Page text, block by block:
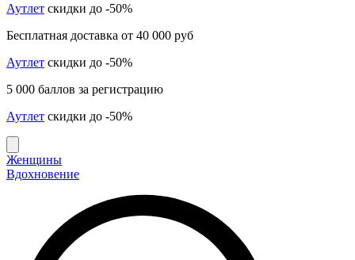
Аутлет скидки до -50%
Бесплатная доставка от 40 000 руб
Аутлет скидки до -50%
5 000 баллов за регистрацию
Аутлет скидки до -50%
Женщины
Вдохновение